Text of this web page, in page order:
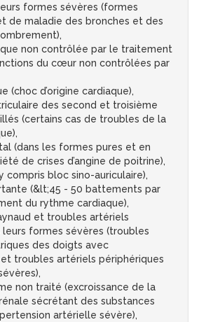
formes sévères (formes
de maladie des bronches et des
non contrôlée par le traitement
du cœur non contrôlées par
(choc d’origine cardiaque),
des second et troisième
(certains cas de troubles de la
(dans les formes pures et en
de crises d’angine de poitrine),
compris bloc sino-auriculaire),
(&lt;45 - 50 battements par
du rythme cardiaque),
et troubles artériels
leurs formes sévères (troubles
des doigts avec
troubles artériels périphériques
non traité (excroissance de la
sécrétant des substances
artérielle sévère),